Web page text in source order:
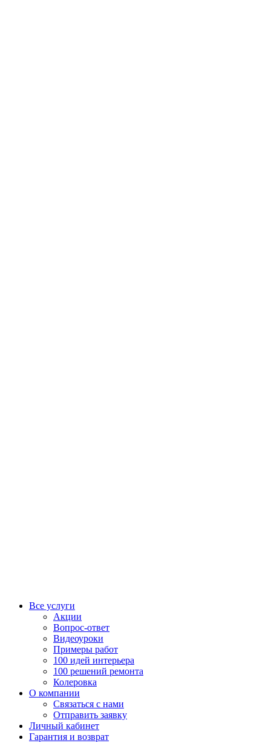
Все услуги
Акции
Вопрос-ответ
Видеоуроки
Примеры работ
100 идей интерьера
100 решений ремонта
Колеровка
О компании
Связаться с нами
Отправить заявку
Личный кабинет
Гарантия и возврат